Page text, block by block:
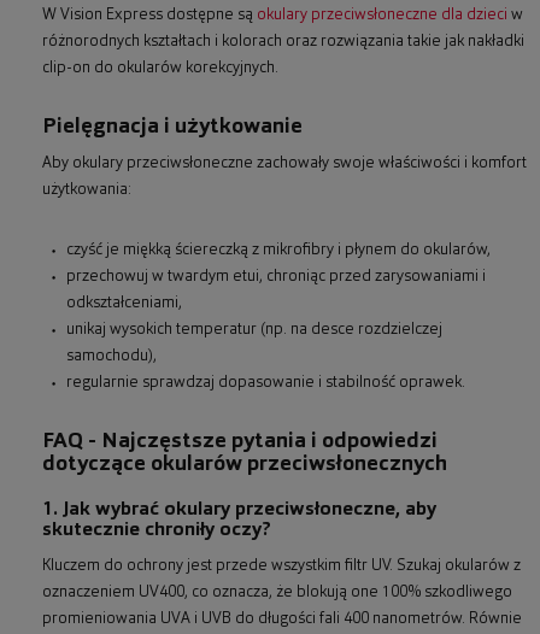
W Vision Express dostępne są okulary przeciwsłoneczne dla dzieci w
różnorodnych kształtach i kolorach oraz rozwiązania takie jak nakładki
clip-on do okularów korekcyjnych.
Pielęgnacja i użytkowanie
Aby okulary przeciwsłoneczne zachowały swoje właściwości i komfort
użytkowania:
czyść je miękką ściereczką z mikrofibry i płynem do okularów,
przechowuj w twardym etui, chroniąc przed zarysowaniami i
odkształceniami,
unikaj wysokich temperatur (np. na desce rozdzielczej
samochodu),
regularnie sprawdzaj dopasowanie i stabilność oprawek.
FAQ - Najczęstsze pytania i odpowiedzi
dotyczące okularów przeciwsłonecznych
1. Jak wybrać okulary przeciwsłoneczne, aby
skutecznie chroniły oczy?
Kluczem do ochrony jest przede wszystkim filtr UV. Szukaj okularów z
oznaczeniem UV400, co oznacza, że blokują one 100% szkodliwego
promieniowania UVA i UVB do długości fali 400 nanometrów. Równie